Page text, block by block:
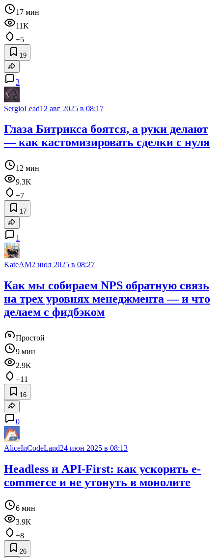
17 мин
11K
+5
19
3
SergioLead12 авг 2025 в 08:17
Глаза Битрикса боятся, а руки делают
— как кастомизировать сделки с нуля
12 мин
9.3K
+7
17
1
KateAM2 июл 2025 в 08:27
Как мы собираем NPS обратную связь
на трех уровнях менеджмента — и что
делаем с фидбэком
Простой
9 мин
2.9K
+11
16
0
AliceInCodeLand24 июн 2025 в 08:13
Headless и API-First: как ускорить e-
commerce и не утонуть в монолите
6 мин
3.9K
+8
26